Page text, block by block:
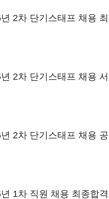
2차 단기스태프 채용 최
2차 단기스태프 채용 서
2차 단기스태프 채용 공
1차 직원 채용 최종합격